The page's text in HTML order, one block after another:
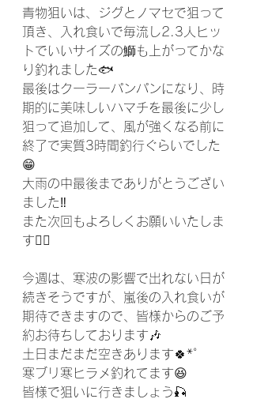
青物狙いは、ジグとノマセで狙って
頂き、入れ食いで毎流し2.3人ヒッ
トでいいサイズの鰤も上がってかな
り釣れました🐟
最後はクーラーパンパンになり、時
期的に美味しいハマチを最後に少し
狙って追加して、風が強くなる前に
終了で実質3時間釣行ぐらいでした
😁
大雨の中最後までありがとうござい
ました‼️
また次回もよろしくお願いいたしま
す🙇‍♀️
今週は、寒波の影響で出れない日が
続きそうですが、嵐後の入れ食いが
期待できますので、皆様からのご予
約お待ちしております🎶
土日まだまだ空きあります🍀*゜
寒ブリ寒ヒラメ釣れてます😆
皆様で狙いに行きましょう🎣